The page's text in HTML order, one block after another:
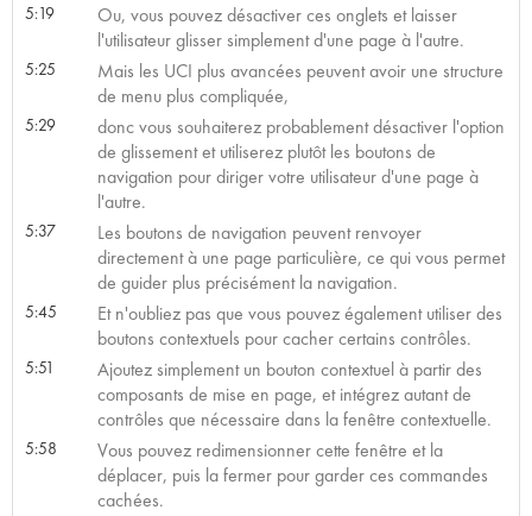
5:19
Ou, vous pouvez désactiver ces onglets et laisser
l'utilisateur glisser simplement d'une page à l'autre.
5:25
Mais les UCI plus avancées peuvent avoir une structure
de menu plus compliquée,
5:29
donc vous souhaiterez probablement désactiver l'option
de glissement et utiliserez plutôt les boutons de
navigation pour diriger votre utilisateur d'une page à
l'autre.
5:37
Les boutons de navigation peuvent renvoyer
directement à une page particulière, ce qui vous permet
de guider plus précisément la navigation.
5:45
Et n'oubliez pas que vous pouvez également utiliser des
boutons contextuels pour cacher certains contrôles.
5:51
Ajoutez simplement un bouton contextuel à partir des
composants de mise en page, et intégrez autant de
contrôles que nécessaire dans la fenêtre contextuelle.
5:58
Vous pouvez redimensionner cette fenêtre et la
déplacer, puis la fermer pour garder ces commandes
cachées.